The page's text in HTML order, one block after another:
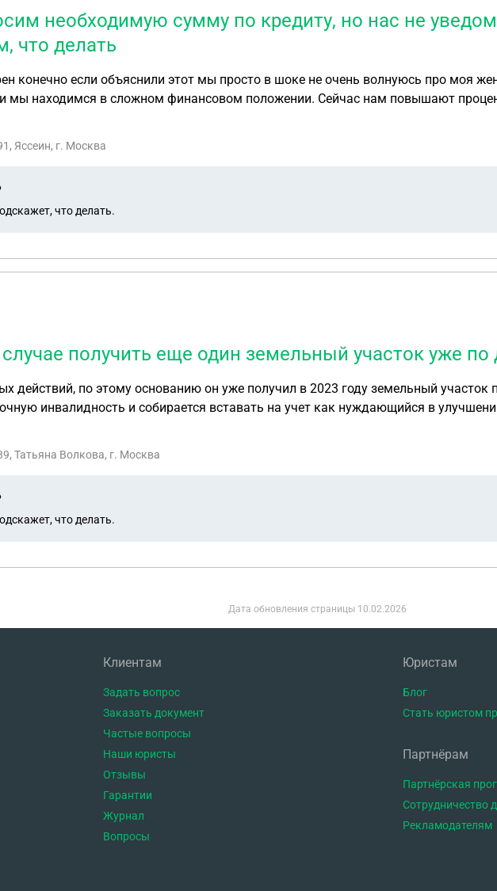
необходимую сумму по кредиту, но нас не
что делать
конечно если объяснили этот мы просто в шоке не очень волнуюсь про моя
и мы находимся в сложном финансовом положении. Сейчас нам повышают
откуда и когда было принято это решение. Мы ежемесячно вносим необходимую
Яссеин, г. Москва
что делать.
получить еще один земельный участок уже по
действий, по этому основанию он уже получил в 2023 году земельный участок
инвалидность и собирается вставать на учет как нуждающийся в
участок уже по другой льготе?
Татьяна Волкова, г. Москва
что делать.
Дата обновления страницы 10.02.2026
Клиентам
Задать вопрос
Заказать документ
Частые вопросы
Наши юристы
Отзывы
Гарантии
Журнал
Вопросы
Юристам
Блог
Стать юристом
Партнёрам
Партнёрская
Сотрудничество
Рекламодателям